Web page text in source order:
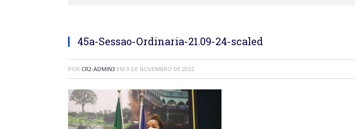
45a-Sessao-Ordinaria-21.09-24-scaled
POR CR2-ADMIN3 EM 9 DE NOVEMBRO DE 2022